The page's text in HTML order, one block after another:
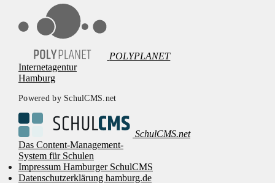
POLYPLANET
Internetagentur
Hamburg
Powered by SchulCMS.net
SchulCMS.net
Das Content-Management-
System für Schulen
Impressum Hamburger SchulCMS
Datenschutzerklärung hamburg.de